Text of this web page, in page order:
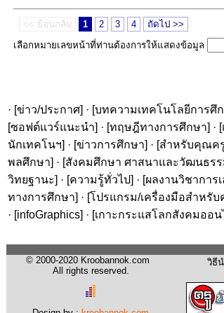
<< ย้อนกลับ 1 2 3 4
ถัดไป >>
เลือกหมายเลขหน้าที่ท่านต้องการให้แสดงข้อมูล
· [ข่าว/ประกาศ] · [บทความเทคโนโลยีการศึ
[ซอฟต์แวร์แนะนำ] · [ทฤษฎีทางการศึกษา] · [
นักเทคโนฯ] · [ข่าวการศึกษา] · [สำหรับคุณค
พลศึกษา] · [สังคมศึกษา ศาสนาและวัฒนธรร
วิทยฐานะ] · [ความรู้ทั่วไป] · [ผลงานวิชาการ
ทางการศึกษา] · [โปรแกรม/เครื่องมือสำหรับ
· [infoGraphics] · [เกาะกระแสโลกสังคมออ
© 2000-2020 Kroobannok.com
All rights reserved.
วิธี